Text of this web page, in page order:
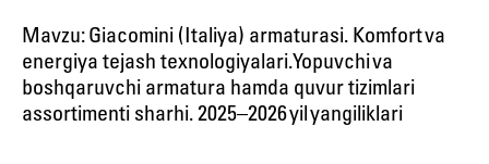
Mavzu: Giacomini (Italiya) armaturasi. Komfort va
energiya tejash texnologiyalari. Yopuvchi va
boshqaruvchi armatura hamda quvur tizimlari
assortimenti sharhi. 2025–2026 yil yangiliklari